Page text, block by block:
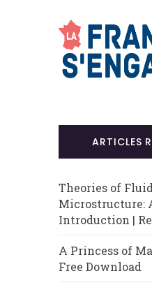
ARTICLES
Theories of
Microstructure:
Introduction |
A Princess of
Free Download